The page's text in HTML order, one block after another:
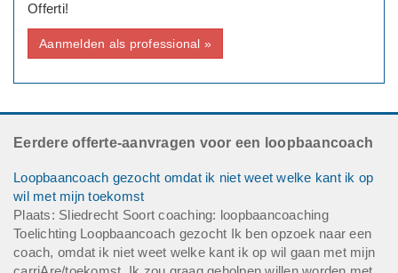
Offerti!
Aanmelden als professional »
Eerdere offerte-aanvragen voor een loopbaancoach
Loopbaancoach gezocht omdat ik niet weet welke kant ik op
wil met mijn toekomst
Plaats: Sliedrecht Soort coaching: loopbaancoaching
Toelichting Loopbaancoach gezocht Ik ben opzoek naar een
coach, omdat ik niet weet welke kant ik op wil gaan met mijn